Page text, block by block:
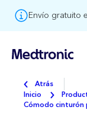
Envío gratuito
Atrás
Inicio
Cómodo cinturón